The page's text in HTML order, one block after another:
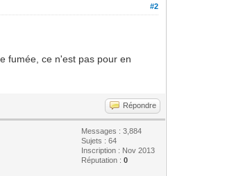
#2
fumée, ce n'est pas pour en
Répondre
Messages : 3,884
Sujets : 64
Inscription : Nov 2013
Réputation :0